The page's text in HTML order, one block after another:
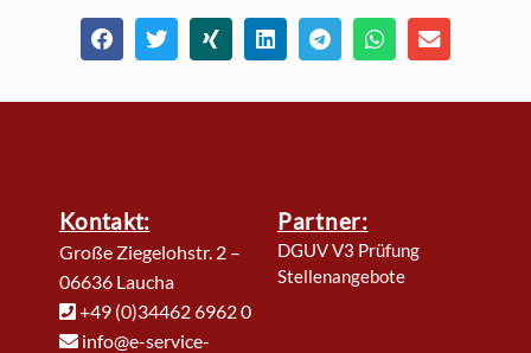
Kontakt:
Große Ziegelohstr. 2 –
06636 Laucha
+49 (0)34462 6962 0
info@e-service-
Partner:
DGUV V3 Prüfung
Stellenangebote